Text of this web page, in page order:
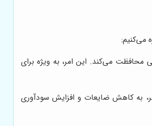
می‌کنیم:
محافظت می‌کند. این امر، به ویژه برای
به کاهش ضایعات و افزایش سودآوری